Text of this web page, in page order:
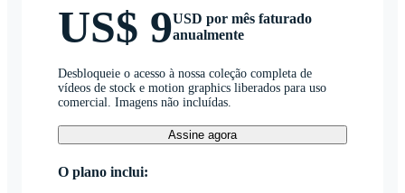
US$ 9USD por mês faturado
anualmente
Desbloqueie o acesso à nossa coleção completa de
vídeos de stock e motion graphics liberados para uso
comercial. Imagens não incluídas.
Assine agora
O plano inclui: